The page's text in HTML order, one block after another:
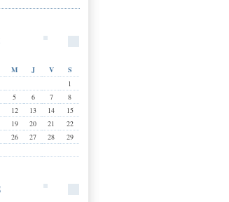
M J V
S
1
5 6 7
8
12 13 14
15
19 20 21
22
26 27 28
29